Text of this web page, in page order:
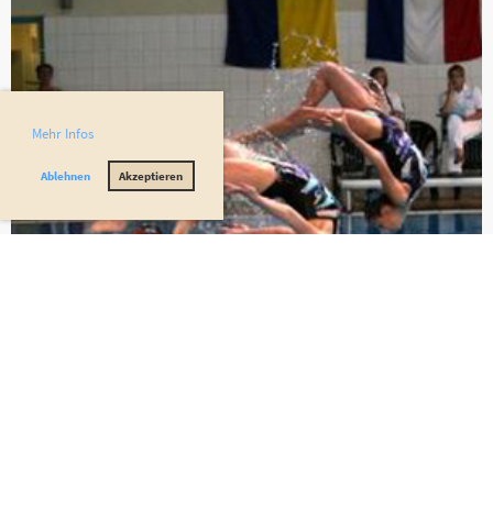
Mehr Infos
Ablehnen Akzeptieren